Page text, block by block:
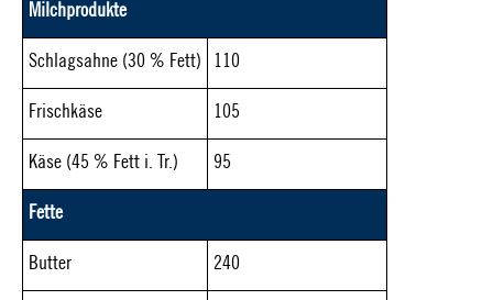
Milchprodukte
Schlagsahne (30 % Fett) 110
Frischkäse 105
Käse (45 % Fett i. Tr.) 95
Fette
Butter 240